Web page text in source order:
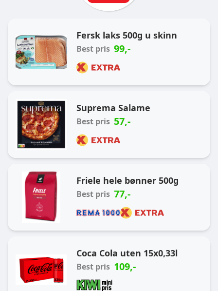
Fersk laks 500g u skinn
Best pris 99,-
Suprema Salame
Best pris 57,-
Friele hele bønner 500g
Best pris 77,-
Coca Cola uten 15x0,33l
Best pris 109,-